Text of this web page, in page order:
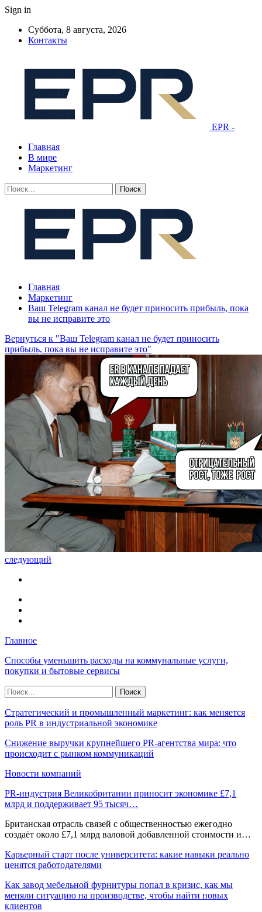
Sign in
Суббота, 8 августа, 2026
Контакты
EPR -
Главная
В мире
Маркетинг
Главная
Маркетинг
Ваш Telegram канал не будет приносить прибыль, пока
вы не исправите это
Вернуться к "Ваш Telegram канал не будет приносить
прибыль, пока вы не исправите это"
следующий
Главное
Способы уменьшить расходы на коммунальные услуги,
покупки и бытовые сервисы
Стратегический и промышленный маркетинг: как меняется
роль PR в индустриальной экономике
Снижение выручки крупнейшего PR-агентства мира: что
происходит с рынком коммуникаций
Новости компаний
PR-индустрия Великобритании приносит экономике £7,1
млрд и поддерживает 95 тысяч…
Британская отрасль связей с общественностью ежегодно
создаёт около £7,1 млрд валовой добавленной стоимости и…
Карьерный старт после университета: какие навыки реально
ценятся работодателями
Как завод мебельной фурнитуры попал в кризис, как мы
меняли ситуацию на производстве, чтобы найти новых
клиентов